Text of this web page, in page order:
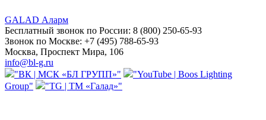
GALAD Аларм
Бесплатный звонок по России: 8 (800) 250-65-93
Звонок по Москве: +7 (495) 788-65-93
Москва, Проспект Мира, 106
info@bl-g.ru
"ВК | МСК «БЛ ГРУПП»"
"YouTube | Boos Lighting
Group"
"TG | ТМ «Галад»"